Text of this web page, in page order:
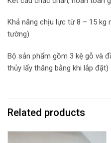
Khả năng chịu lực từ 8 – 15
tường)
Bộ sản phẩm gồm 3 kệ gỗ và
thủy lấy thăng bằng khi lắp đặt)
Related products